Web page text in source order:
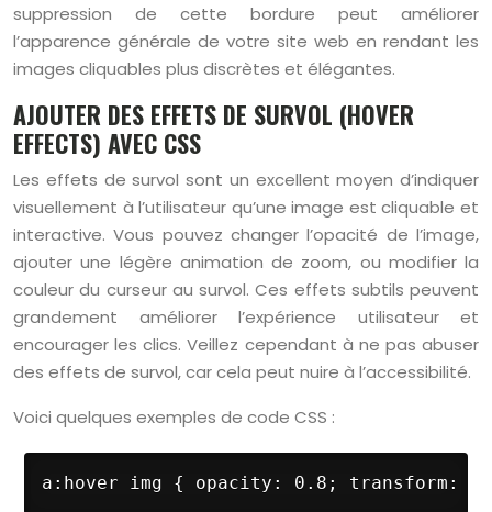
suppression de cette bordure peut améliorer
l’apparence générale de votre site web en rendant les
images cliquables plus discrètes et élégantes.
AJOUTER DES EFFETS DE SURVOL (HOVER
EFFECTS) AVEC CSS
Les effets de survol sont un excellent moyen d’indiquer
visuellement à l’utilisateur qu’une image est cliquable et
interactive. Vous pouvez changer l’opacité de l’image,
ajouter une légère animation de zoom, ou modifier la
couleur du curseur au survol. Ces effets subtils peuvent
grandement améliorer l’expérience utilisateur et
encourager les clics. Veillez cependant à ne pas abuser
des effets de survol, car cela peut nuire à l’accessibilité.
Voici quelques exemples de code CSS :
a:hover img { opacity: 0.8; transform: